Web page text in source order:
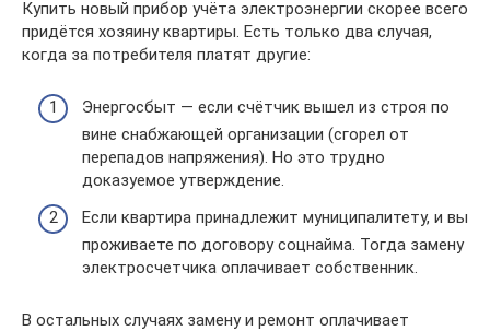
Купить новый прибор учёта электроэнергии скорее всего
придётся хозяину квартиры. Есть только два случая,
когда за потребителя платят другие:
Энергосбыт — если счётчик вышел из строя по
вине снабжающей организации (сгорел от
перепадов напряжения). Но это трудно
доказуемое утверждение.
Если квартира принадлежит муниципалитету, и вы
проживаете по договору соцнайма. Тогда замену
электросчетчика оплачивает собственник.
В остальных случаях замену и ремонт оплачивает